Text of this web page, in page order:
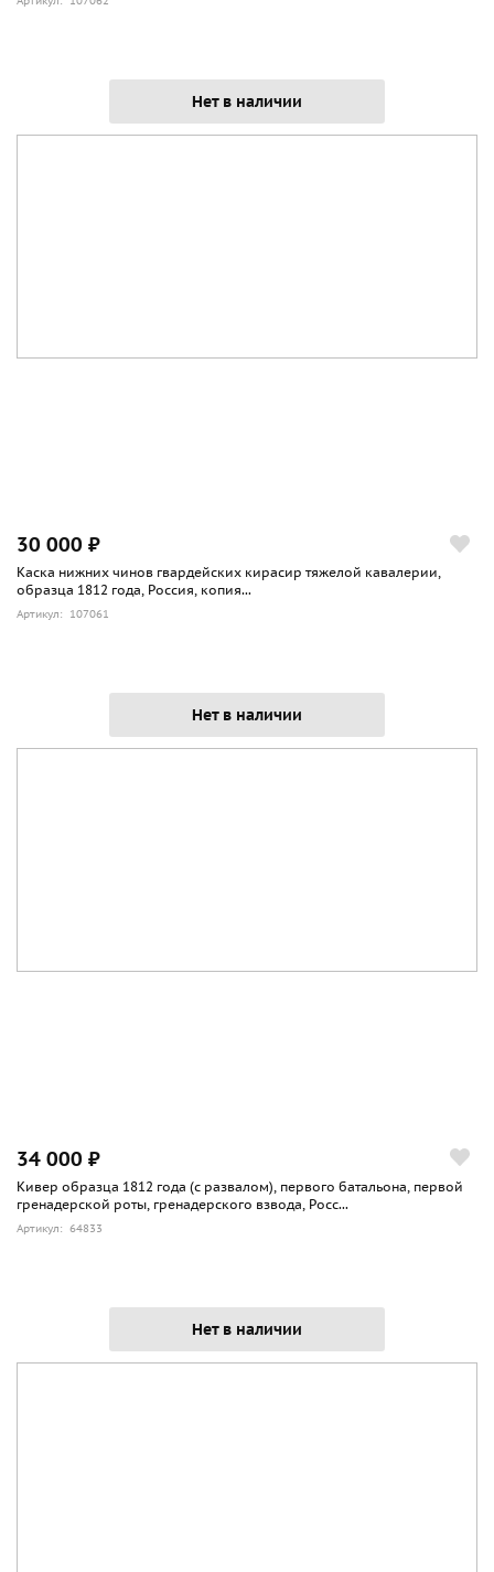
Нет в наличии
30 000 ₽
Каска нижних чинов гвардейских кирасир тяжелой кавалерии,
образца 1812 года, Россия, копия...
Артикул: 107061
Нет в наличии
34 000 ₽
Кивер образца 1812 года (с развалом), первого батальона, первой
гренадерской роты, гренадерского взвода, Росс...
Артикул: 64833
Нет в наличии